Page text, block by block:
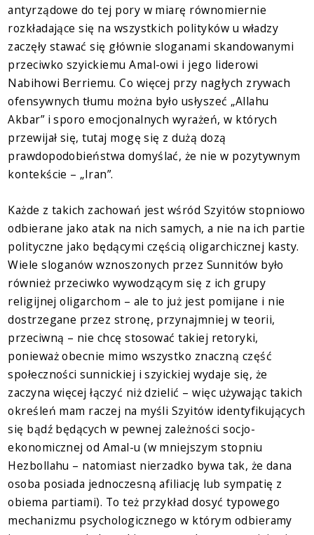
antyrządowe do tej pory w miarę równomiernie
rozkładające się na wszystkich polityków u władzy
zaczęły stawać się głównie sloganami skandowanymi
przeciwko szyickiemu Amal-owi i jego liderowi
Nabihowi Berriemu. Co więcej przy nagłych zrywach
ofensywnych tłumu można było usłyszeć „Allahu
Akbar” i sporo emocjonalnych wyrażeń, w których
przewijał się, tutaj mogę się z dużą dozą
prawdopodobieństwa domyślać, że nie w pozytywnym
kontekście – „Iran”.
Każde z takich zachowań jest wśród Szyitów stopniowo
odbierane jako atak na nich samych, a nie na ich partie
polityczne jako będącymi częścią oligarchicznej kasty.
Wiele sloganów wznoszonych przez Sunnitów było
również przeciwko wywodzącym się z ich grupy
religijnej oligarchom – ale to już jest pomijane i nie
dostrzegane przez stronę, przynajmniej w teorii,
przeciwną – nie chcę stosować takiej retoryki,
ponieważ obecnie mimo wszystko znaczną część
społeczności sunnickiej i szyickiej wydaje się, że
zaczyna więcej łączyć niż dzielić – więc używając takich
określeń mam raczej na myśli Szyitów identyfikujących
się bądź będących w pewnej zależności socjo-
ekonomicznej od Amal-u (w mniejszym stopniu
Hezbollahu – natomiast nierzadko bywa tak, że dana
osoba posiada jednoczesną afiliację lub sympatię z
obiema partiami). To też przykład dosyć typowego
mechanizmu psychologicznego w którym odbieramy